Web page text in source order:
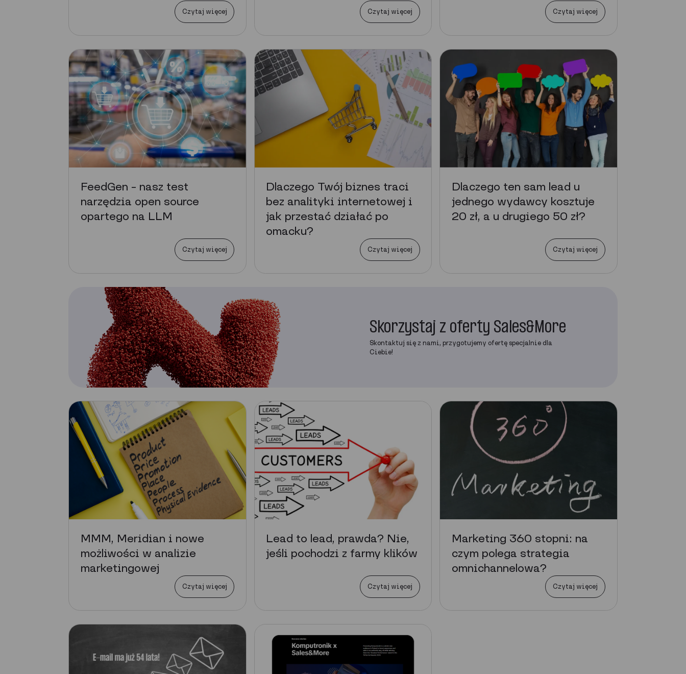
Czytaj więcej Czytaj więcej Czytaj więcej
FeedGen – nasz test
narzędzia open source
opartego na LLM
Czytaj więcej
Dlaczego Twój biznes traci
bez analityki internetowej i
jak przestać działać po
omacku?
Czytaj więcej
Dlaczego ten sam lead u
jednego wydawcy kosztuje
20 zł, a u drugiego 50 zł?
Czytaj więcej
Skorzystaj z oferty Sales&More
Skontaktuj się z nami, przygotujemy ofertę specjalnie dla
Ciebie!
MMM, Meridian i nowe
możliwości w analizie
marketingowej
Czytaj więcej
Lead to lead, prawda? Nie,
jeśli pochodzi z farmy klików
Czytaj więcej
Marketing 360 stopni: na
czym polega strategia
omnichannelowa?
Czytaj więcej